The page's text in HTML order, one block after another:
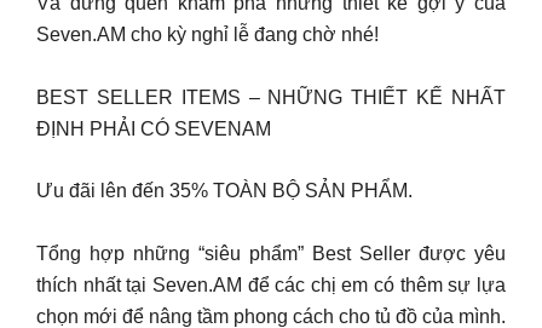
Seven.AM cho kỳ nghỉ lễ đang chờ nhé!
BEST SELLER ITEMS – NHỮNG THIẾT KẾ NHẤT
ĐỊNH PHẢI CÓ SEVENAM
Ưu đãi lên đến 35% TOÀN BỘ SẢN PHẨM.
Tổng hợp những “siêu phẩm” Best Seller được yêu
thích nhất tại Seven.AM để các chị em có thêm sự lựa
chọn mới để nâng tầm phong cách cho tủ đồ của mình.